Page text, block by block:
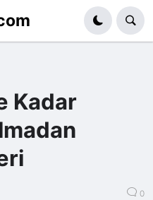
Kadar
0